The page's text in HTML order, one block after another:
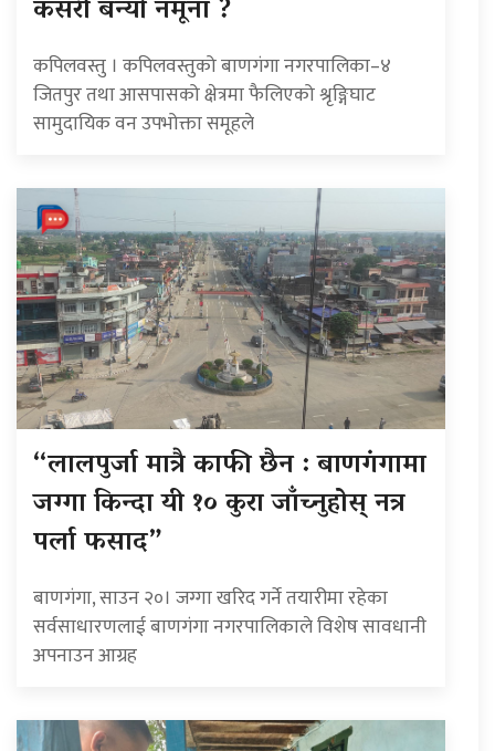
कसरी बन्यो नमूना ?
कपिलवस्तु । कपिलवस्तुको बाणगंगा नगरपालिका–४
जितपुर तथा आसपासको क्षेत्रमा फैलिएको श्रृङ्गिघाट
सामुदायिक वन उपभोक्ता समूहले
“लालपुर्जा मात्रै काफी छैन : बाणगंगामा
जग्गा किन्दा यी १० कुरा जाँच्नुहोस् नत्र
पर्ला फसाद”
बाणगंगा, साउन २०। जग्गा खरिद गर्ने तयारीमा रहेका
सर्वसाधारणलाई बाणगंगा नगरपालिकाले विशेष सावधानी
अपनाउन आग्रह